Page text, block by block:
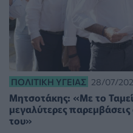
ΠΟΛΙΤΙΚΉ ΥΓΕΊΑΣ 28/07/
Μητσοτάκης: «Με το
μεγαλύτερες
του»